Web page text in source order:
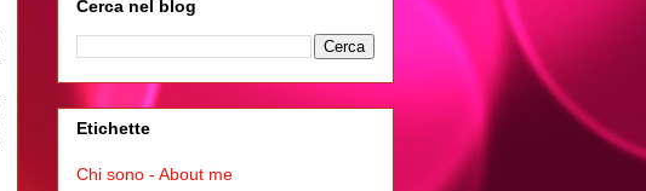
Cerca nel blog
Etichette
Chi sono - About me